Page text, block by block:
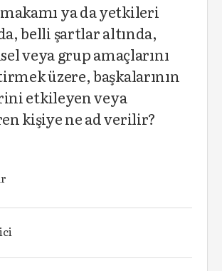
ya da yetkileri
belli şartlar altında,
veya grup amaçlarını
üzere, başkalarının
etkileyen veya
kişiye ne ad verilir?